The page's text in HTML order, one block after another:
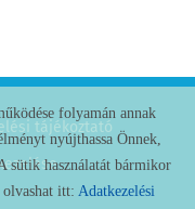
tájékoztató
folyamán annak
nyújthassa Önnek,
sütik használatát bármikor
itt: Adatkezelési